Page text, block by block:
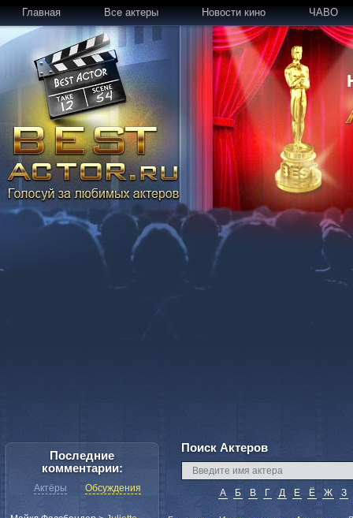
Главная Все актеры Новости кино ЧАВО
Поиск Актеров
А Б В Г Д Е Ё Ж З
Последние
комментарии:
Актёры Обсуждения